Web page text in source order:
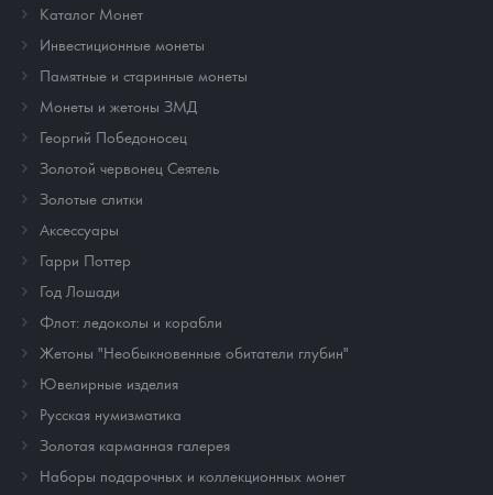
Каталог Монет
Инвестиционные монеты
Памятные и старинные монеты
Монеты и жетоны ЗМД
Георгий Победоносец
Золотой червонец Сеятель
Золотые слитки
Аксессуары
Гарри Поттер
Год Лошади
Флот: ледоколы и корабли
Жетоны "Необыкновенные обитатели глубин"
Ювелирные изделия
Русская нумизматика
Золотая карманная галерея
Наборы подарочных и коллекционных монет